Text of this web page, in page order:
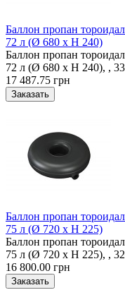
Баллон пропан
72 л (Ø 680 х H 240)
Баллон пропан
72 л (Ø 680 х H 240), ,
17 487.75 грн
Баллон пропан
75 л (Ø 720 х H 225)
Баллон пропан
75 л (Ø 720 х H 225), ,
16 800.00 грн